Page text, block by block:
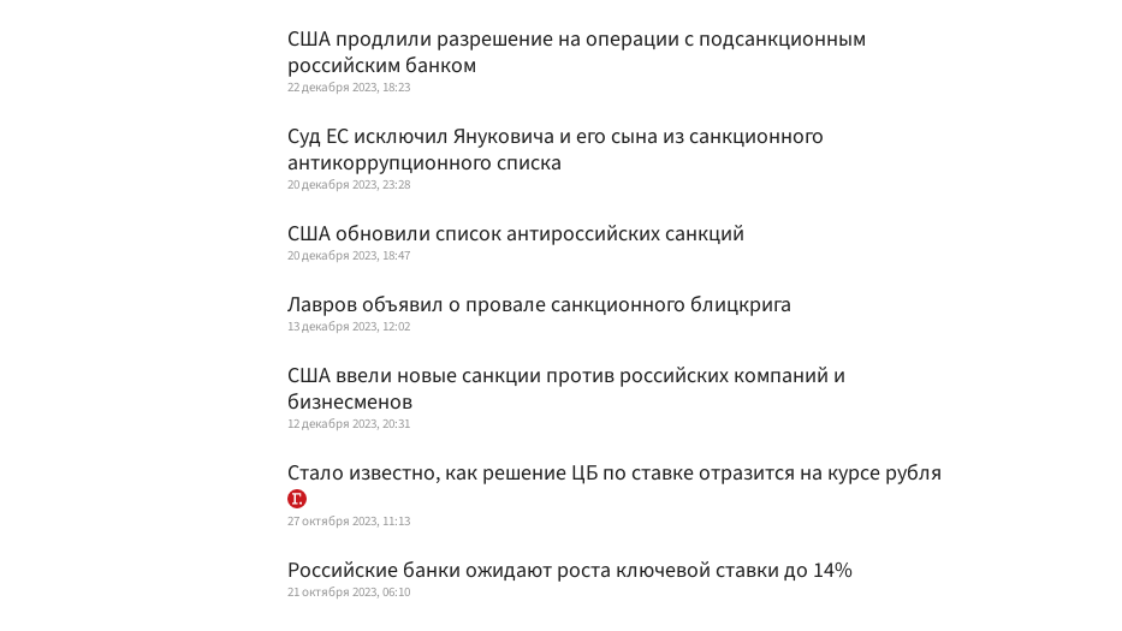
США продлили разрешение на операции с подсанкционным
российским банком
22 декабря 2023, 18:23
Суд ЕС исключил Януковича и его сына из санкционного
антикоррупционного списка
20 декабря 2023, 23:28
США обновили список антироссийских санкций
20 декабря 2023, 18:47
Лавров объявил о провале санкционного блицкрига
13 декабря 2023, 12:02
США ввели новые санкции против российских компаний и
бизнесменов
12 декабря 2023, 20:31
Стало известно, как решение ЦБ по ставке отразится на курсе рубля
27 октября 2023, 11:13
Российские банки ожидают роста ключевой ставки до 14%
21 октября 2023, 06:10